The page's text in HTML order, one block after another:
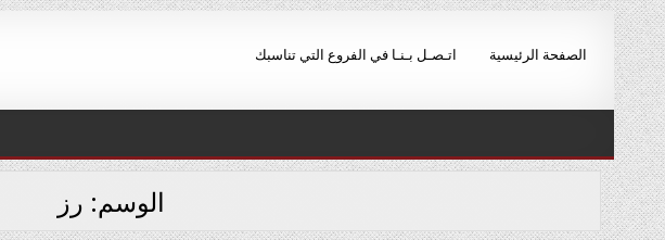
Skip
to
content
اتـصـل بـنـا في الفروع التي تناسبك الصفحة الرئيسية
الوسم: رز